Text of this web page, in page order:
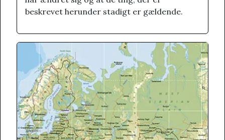
beskrevet herunder stadigt er gældende.